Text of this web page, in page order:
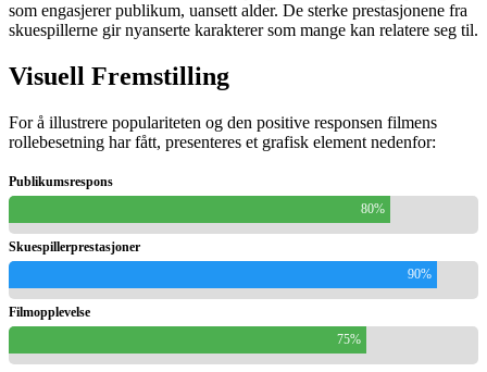
som engasjerer publikum, uansett alder. De sterke prestasjonene fra
skuespillerne gir nyanserte karakterer som mange kan relatere seg til.
Visuell Fremstilling
For å illustrere populariteten og den positive responsen filmens
rollebesetning har fått, presenteres et grafisk element nedenfor:
Publikumsrespons
80%
Skuespillerprestasjoner
90%
Filmopplevelse
75%